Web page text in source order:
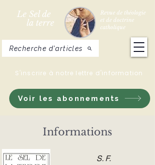
Le Sel de
la terre
Revue de théologie
et de doctrine
catholique
Voir les abonnements
S'inscrire à notre lettre d'information
Recherche d'articles
Informations
S. F.